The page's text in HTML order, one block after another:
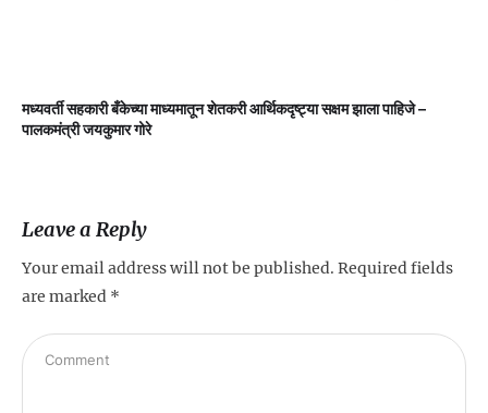
मध्यवर्ती सहकारी बँकेच्या माध्यमातून शेतकरी आर्थिकदृष्ट्या सक्षम झाला पाहिजे –
पालकमंत्री जयकुमार गोरे
Leave a Reply
Your email address will not be published. Required fields
are marked *